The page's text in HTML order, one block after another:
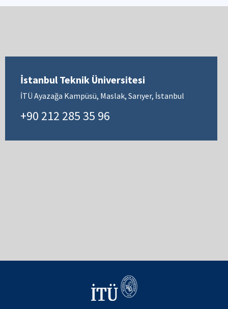
İstanbul Teknik Üniversitesi
İTÜ Ayazağa Kampüsü, Maslak, Sarıyer, İstanbul
+90 212 285 35 96